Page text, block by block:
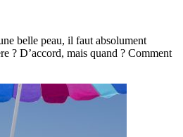
belle peau, il faut absolument
? D’accord, mais quand ? Comment